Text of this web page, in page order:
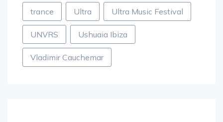
trance Ultra Ultra Music Festival
UNVRS Ushuaia Ibiza
Vladimir Cauchemar